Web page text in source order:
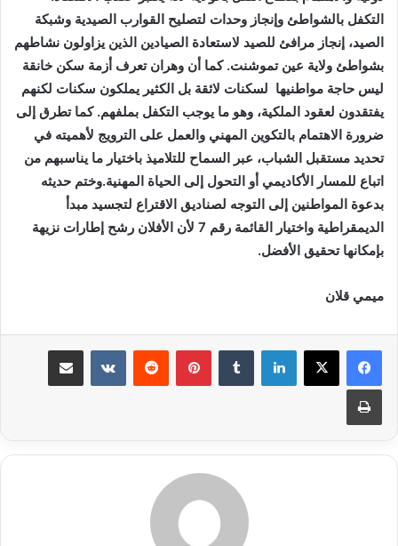
التكفل بالشواطئ وإنجاز وحدات لتصليح القوارب الصيدية وشبكة
الصيد، إنجاز مرافئ للصيد لاستعادة الصيادين الذين يزاولون نشاطهم
بشواطئ ولاية عين تموشنت. كما أن وهران تعرف أزمة سكن خانقة
ليس حاجة مواطنيها لسكنات لائقة بل الكثير يملكون سكنات لكنهم
يفتقدون لعقود الملكية، وهو ما يوجب التكفل بملفهم. كما تطرق إلى
ضرورة الاهتمام بالتكوين المهني والعمل على الترويج لأهميته في
تحديد مستقبل الشباب، عبر السماح للتلاميذ باختيار ما يناسبهم من
اتباع للمسار الأكاديمي أو التحول إلى الحياة المهنية.وختم حديثه
بدعوة المواطنين إلى التوجه لصناديق الاقتراع لتجسيد مبدأ
الديمقراطية واختيار القائمة رقم 7 لأن الأفلان رشح إطارات نزيهة
بإمكانها تحقيق الأفضل.
ميمي قلان
لينكدإن بينتيريست
طباعة